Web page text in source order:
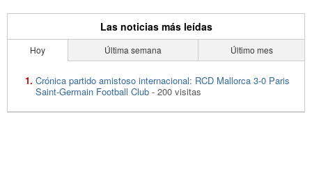
Las noticias más leídas
Hoy Última semana Último mes
Crónica partido amistoso internacional: RCD Mallorca 3-0 Paris
Saint-Germain Football Club - 200 visitas